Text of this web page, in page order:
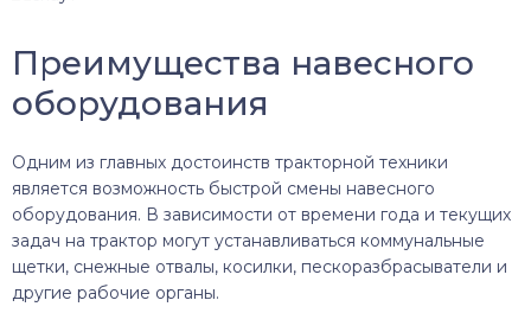
Преимущества навесного
оборудования
Одним из главных достоинств тракторной техники
является возможность быстрой смены навесного
оборудования. В зависимости от времени года и текущих
задач на трактор могут устанавливаться коммунальные
щетки, снежные отвалы, косилки, пескоразбрасыватели и
другие рабочие органы.